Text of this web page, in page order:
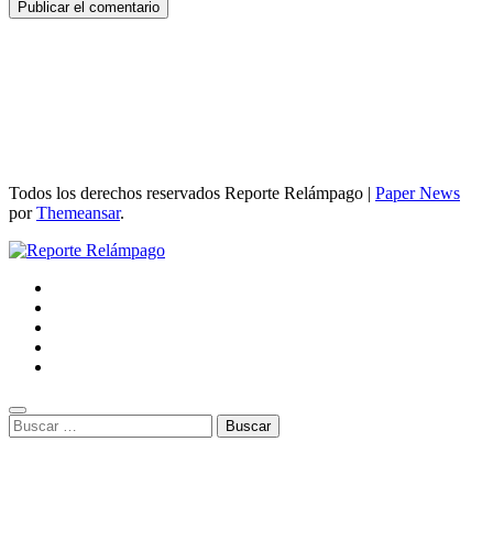
Todos los derechos reservados Reporte Relámpago | Paper News
porThemeansar.
Buscar: